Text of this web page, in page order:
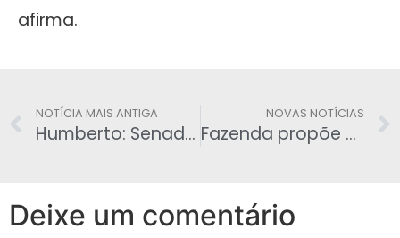
afirma.
NOTÍCIA MAIS ANTIGA
Humberto: Senado deve derrubar PEC da maioridade penal
NOVAS NOTÍCIAS
Fazenda propõe pagar adiantamento do 13º de aposentados em 2 parcelas
Deixe um comentário